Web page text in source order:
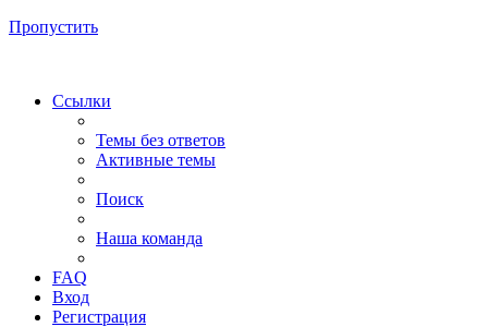
Пропустить
Ссылки
Темы без ответов
Активные темы
Поиск
Наша команда
FAQ
Вход
Регистрация